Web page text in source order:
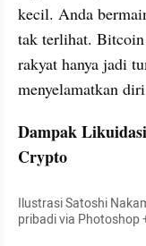
kecil. Anda
tak terlihat.
rakyat hanya jadi
menyelamatkan
Dampak
Crypto
Ilustrasi Satoshi
pribadi via Photoshop